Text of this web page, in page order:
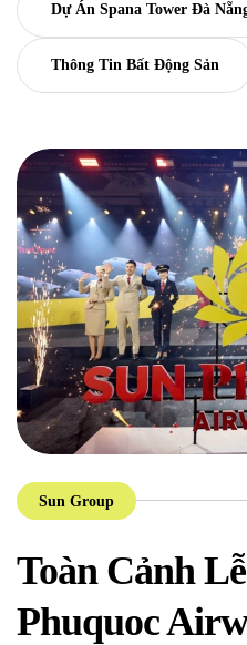
Dự Án Spana Tower Đà
Thông Tin Bất Động Sản
Sun Group
Toàn Cảnh
Phuquoc